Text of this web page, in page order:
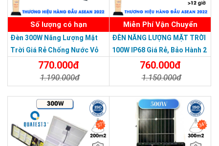
THƯƠNG HIỆU HÀNG ĐẦU ASEAN 2022
Số lượng có hạn
Đèn 300W Năng Lượng Mặt
Trời Giá Rẻ Chống Nước Vỏ
Nhôm Đúc770.000đ
1.190.000đ
Miễn Phí Vận Chuyển
ĐÈN NĂNG LƯỢNG MẶT TRỜI
100W IP68 Giá Rẻ, Bảo Hành 2
760.000đ
1.150.000đ
37% 34%